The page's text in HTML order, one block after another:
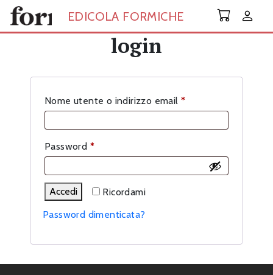
Skip to main content
EDICOLA FORMICHE
login
Nome utente o indirizzo email *Richiesto
Password *Richiesto
Ricordami
Accedi
Password dimenticata?